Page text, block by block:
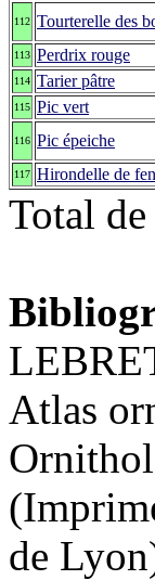
112 Tourterelle des
113 Perdrix rouge
114 Tarier pâtre
115 Pic vert
116 Pic épeiche
117 Hirondelle de
Total de
Atlas
de